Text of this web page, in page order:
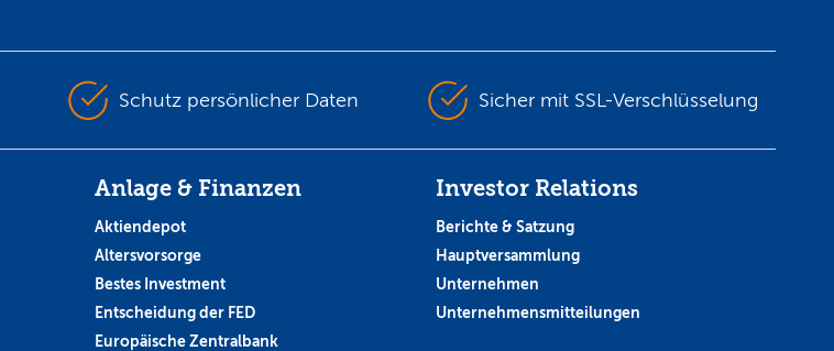
Schutz persönlicher Daten Sicher mit SSL-Verschlüsselung
Anlage & Finanzen
Aktiendepot
Altersvorsorge
Bestes Investment
Entscheidung der FED
Europäische Zentralbank
Investor Relations
Berichte & Satzung
Hauptversammlung
Unternehmen
Unternehmensmitteilungen